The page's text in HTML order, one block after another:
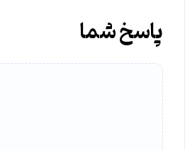
پاسخ شما